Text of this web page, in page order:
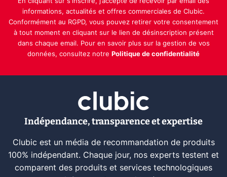
informations, actualités et offres commerciales de Clubic.
Conformément au RGPD, vous pouvez retirer votre consentement
à tout moment en cliquant sur le lien de désinscription présent
dans chaque email. Pour en savoir plus sur la gestion de vos
données, consultez notre Politique de confidentialité
Indépendance, transparence et expertise
Clubic est un média de recommandation de produits
100% indépendant. Chaque jour, nos experts testent et
comparent des produits et services technologiques